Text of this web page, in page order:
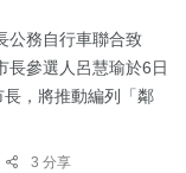
公務自行車聯合致
長參選人呂慧瑜於6日
，將推動編列「鄰
3 分享